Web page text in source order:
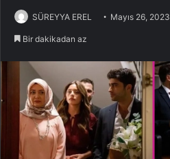
SÜREYYA EREL Mayıs 26, 2023
Bir dakikadan az